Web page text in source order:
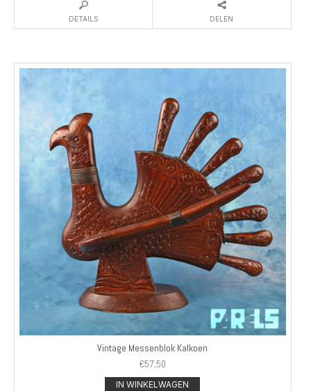
DETAILS DELEN
Vintage Messenblok Kalkoen
€57,50
IN WINKELWAGEN